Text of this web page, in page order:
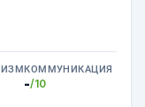
КОММУНИКАЦИЯ
-/10